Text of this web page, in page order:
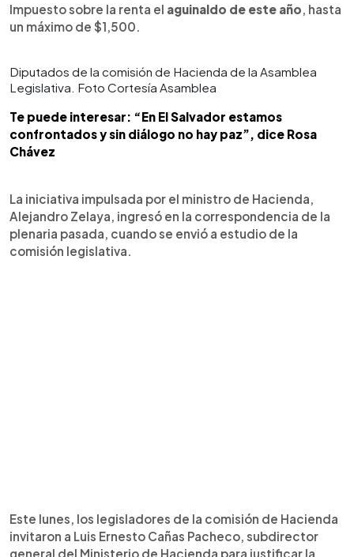
Impuesto sobre la renta el aguinaldo de este año, hasta
un máximo de $1,500.
Diputados de la comisión de Hacienda de la Asamblea
Legislativa. Foto Cortesía Asamblea
Te puede interesar: “En El Salvador estamos
confrontados y sin diálogo no hay paz”, dice Rosa
Chávez
La iniciativa impulsada por el ministro de Hacienda,
Alejandro Zelaya, ingresó en la correspondencia de la
plenaria pasada, cuando se envió a estudio de la
comisión legislativa.
Este lunes, los legisladores de la comisión de Hacienda
invitaron a Luis Ernesto Cañas Pacheco, subdirector
general del Ministerio de Hacienda para justificar la